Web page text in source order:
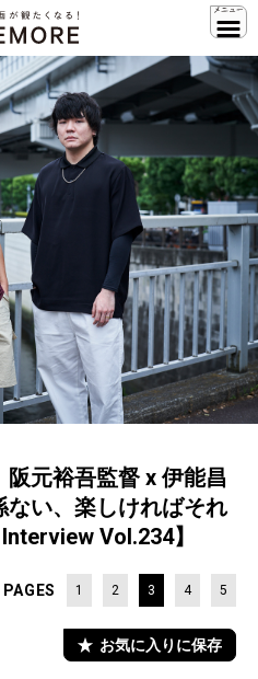
阪元裕吾監督 x 伊能昌
い、楽しければそれ
Vol.234】
PAGES 1 2 3 4 5
お気に入りに保存